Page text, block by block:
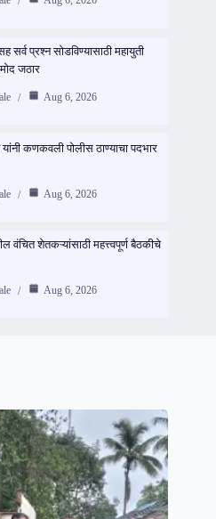
सर्व प्रश्न सोडविण्यासाठी महायुती
जठार
Aug 6, 2026
कणकवली पोलीस ठाण्याचा पदभार
Aug 6, 2026
वंचित शेतकऱ्यांसाठी महत्त्वपूर्ण बैठकीचे
Aug 6, 2026